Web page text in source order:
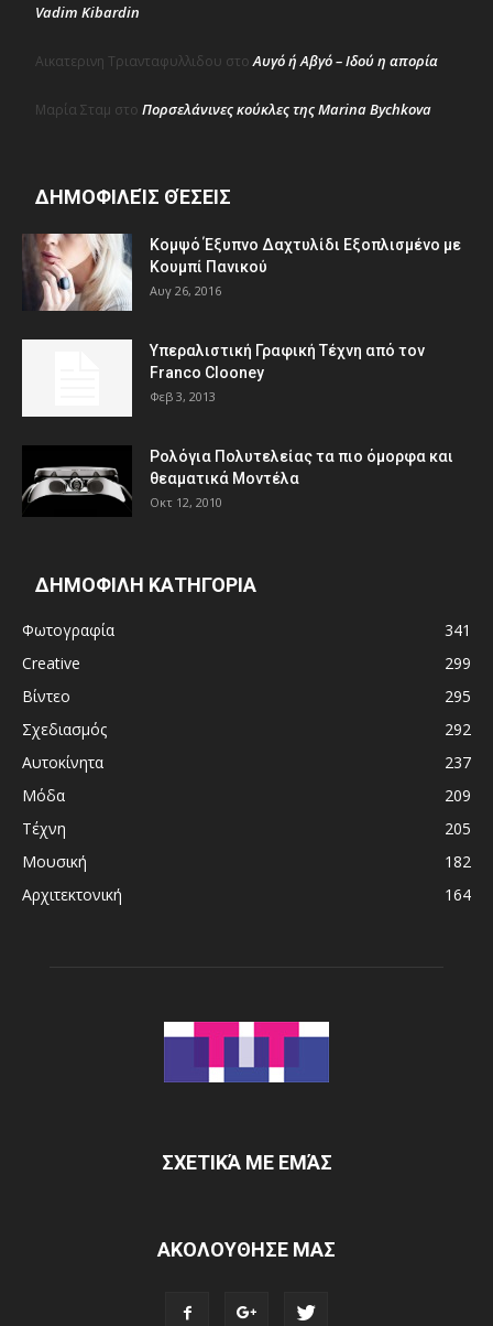
Vadim Kibardin
Αικατερινη Τριανταφυλλιδου στοΑυγό ή Αβγό – Ιδού η απορία
Μαρία Σταμ στο Πορσελάνινες κούκλες της Marina Bychkova
ΔΗΜΟΦΙΛΕΊΣ ΘΈΣΕΙΣ
Κομψό Έξυπνο Δαχτυλίδι Εξοπλισμένο με
Κουμπί Πανικού
Αυγ 26, 2016
Υπεραλιστική Γραφική Τέχνη από τον
Franco Clooney
Φεβ 3, 2013
Ρολόγια Πολυτελείας τα πιο όμορφα και
θεαματικά Μοντέλα
Οκτ 12, 2010
ΔΗΜΟΦΙΛΗ ΚΑΤΗΓΟΡΙΑ
Φωτογραφία
341
Creative
299
Βίντεο
295
Σχεδιασμός
292
Αυτοκίνητα
237
Μόδα
209
Τέχνη
205
Μουσική
182
Αρχιτεκτονική
164
ΣΧΕΤΙΚΆ ΜΕ ΕΜΆΣ
ΑΚΟΛΟΥΘΗΣΕ ΜΑΣ